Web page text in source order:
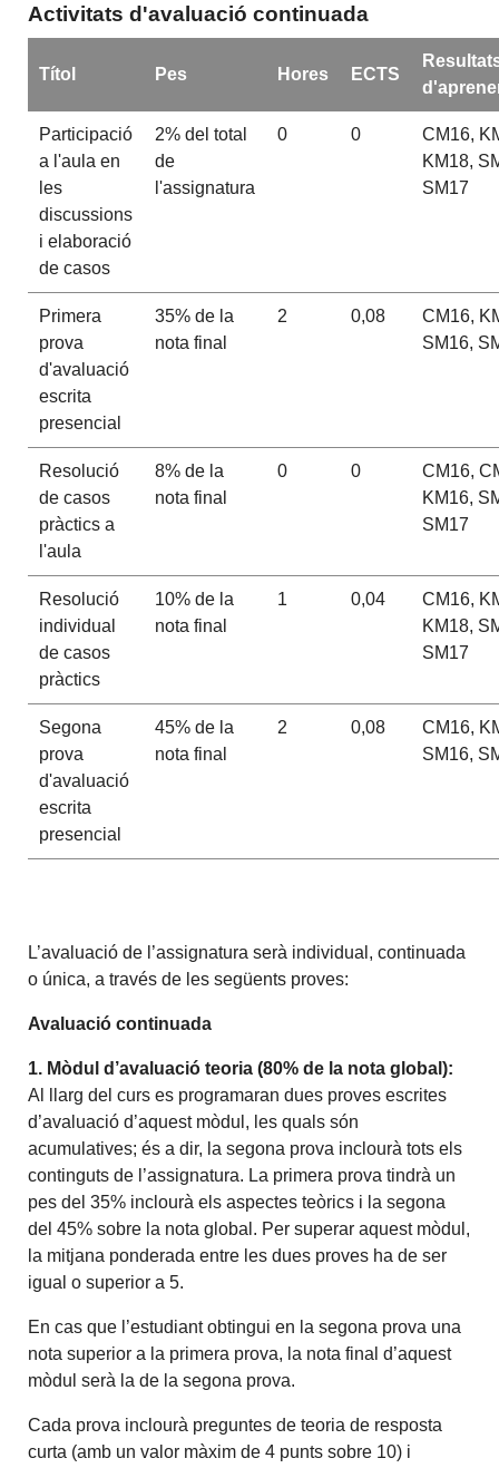
Activitats d'avaluació continuada
Títol Pes Hores ECTS
Participació
a l'aula en
les
discussions
i elaboració
de casos
2% del total
de
l'assignatura
0 0
CM16,
KM18,
SM17
Primera
prova
d'avaluació
escrita
presencial
35% de la
nota final
2 0,08
CM16,
SM16,
Resolució
de casos
pràctics a
l'aula
8% de la
nota final
0 0
CM16,
KM16,
SM17
Resolució
individual
de casos
pràctics
10% de la
nota final
1 0,04
CM16,
KM18,
SM17
Segona
prova
d'avaluació
escrita
presencial
45% de la
nota final
2 0,08
CM16,
SM16,
L’avaluació de l’assignatura serà individual, continuada
o única, a través de les següents proves:
Avaluació continuada
1. Mòdul d’avaluació teoria (80% de la nota global):
Al llarg del curs es programaran dues proves escrites
d’avaluació d’aquest mòdul, les quals són
acumulatives; és a dir, la segona prova inclourà tots els
continguts de l’assignatura. La primera prova tindrà un
pes del 35% inclourà els aspectes teòrics i la segona
del 45% sobre la nota global. Per superar aquest mòdul,
la mitjana ponderada entre les dues proves ha de ser
igual o superior a 5.
En cas que l’estudiant obtingui en la segona prova una
nota superior a la primera prova, la nota final d’aquest
mòdul serà la de la segona prova.
Cada prova inclourà preguntes de teoria de resposta
curta (amb un valor màxim de 4 punts sobre 10) i